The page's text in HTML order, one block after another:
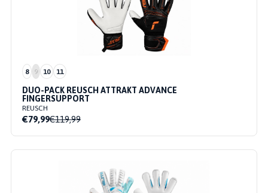
8 9 10 11
DUO-PACK REUSCH ATTRAKT ADVANCE
FINGERSUPPORT
REUSCH
€79,99€119,99